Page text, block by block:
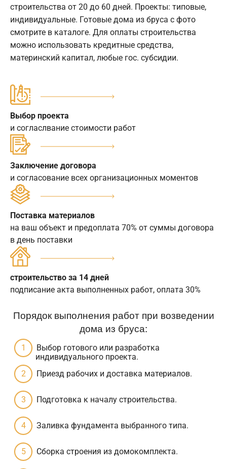
строительства от 20 до 60 дней. Проекты: типовые,
индивидуальные. Готовые дома из бруса с фото
смотрите в каталоге. Для оплаты строительства
можно использовать кредитные средства,
материнский капитал, любые гос. субсидии.
Выбор проекта
и согласлвание стоимости работ
Заключение договора
и согласование всех организационных моментов
Поставка материалов
на ваш объект и предоплата 70% от суммы договора
в день поставки
строительство за 14 дней
подписание акта выполненных работ, оплата 30%
Порядок выполнения работ при возведении
дома из бруса:
Выбор готового или разработка
индивидуального проекта.
Приезд рабочих и доставка материалов.
Подготовка к началу строительства.
Заливка фундамента выбранного типа.
Сборка строения из домокомплекта.